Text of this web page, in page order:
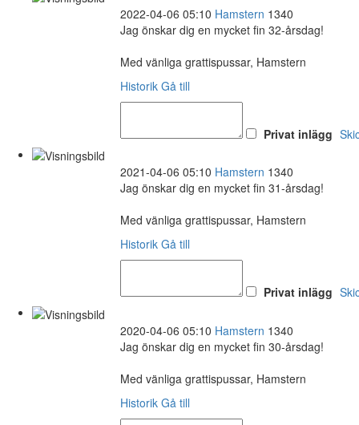
2022-04-06 05:10 Hamstern 1340
Jag önskar dig en mycket fin 32-årsdag!
Med vänliga grattispussar, Hamstern
Historik Gå till
Privat inlägg
2021-04-06 05:10 Hamstern 1340
Jag önskar dig en mycket fin 31-årsdag!
Med vänliga grattispussar, Hamstern
Historik Gå till
Privat inlägg
2020-04-06 05:10 Hamstern 1340
Jag önskar dig en mycket fin 30-årsdag!
Med vänliga grattispussar, Hamstern
Historik Gå till